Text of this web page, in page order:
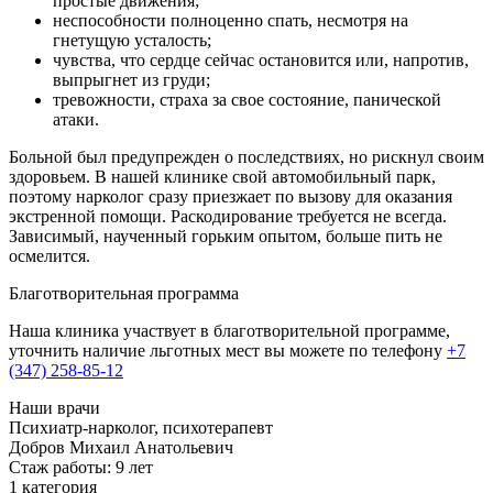
неспособности полноценно спать, несмотря на
гнетущую усталость;
чувства, что сердце сейчас остановится или, напротив,
выпрыгнет из груди;
тревожности, страха за свое состояние, панической
атаки.
Больной был предупрежден о последствиях, но рискнул своим
здоровьем. В нашей клинике свой автомобильный парк,
поэтому нарколог сразу приезжает по вызову для оказания
экстренной помощи. Раскодирование требуется не всегда.
Зависимый, наученный горьким опытом, больше пить не
осмелится.
Благотворительная программа
Наша клиника участвует в благотворительной программе,
уточнить наличие льготных мест вы можете по телефону +7
(347) 258-85-12
Наши врачи
Психиатр-нарколог, психотерапевт
Добров Михаил Анатольевич
Стаж работы: 9 лет
1 категория